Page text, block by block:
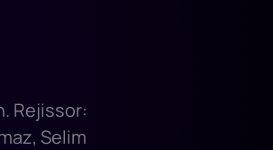
Rejissor:
Selim